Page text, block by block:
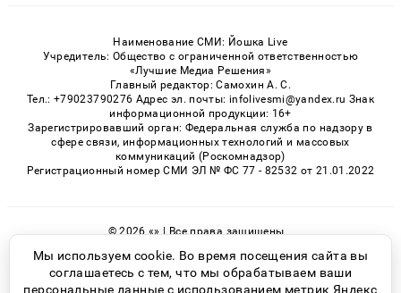
Наименование СМИ: Йошка Live
Учредитель: Общество с ограниченной ответственностью
«Лучшие Медиа Решения»
Главный редактор: Самохин А. С.
Тел.: +79023790276 Адрес эл. почты: infolivesmi@yandex.ru Знак
информационной продукции: 16+
Зарегистрировавший орган: Федеральная служба по надзору в
сфере связи, информационных технологий и массовых
коммуникаций (Роскомнадзор)
Регистрационный номер СМИ ЭЛ № ФС 77 - 82532 от 21.01.2022
© 2026 «» | Все права защищены
Возрастная категория сайта 16+
Политика конфиденциальности
Мы используем cookie. Во время посещения сайта вы
соглашаетесь с тем, что мы обрабатываем ваши
персональные данные с использованием метрик Яндекс